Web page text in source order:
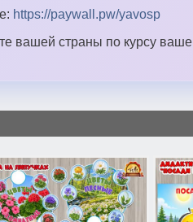
https://paywall.pw/yavosp
вашей страны по курсу